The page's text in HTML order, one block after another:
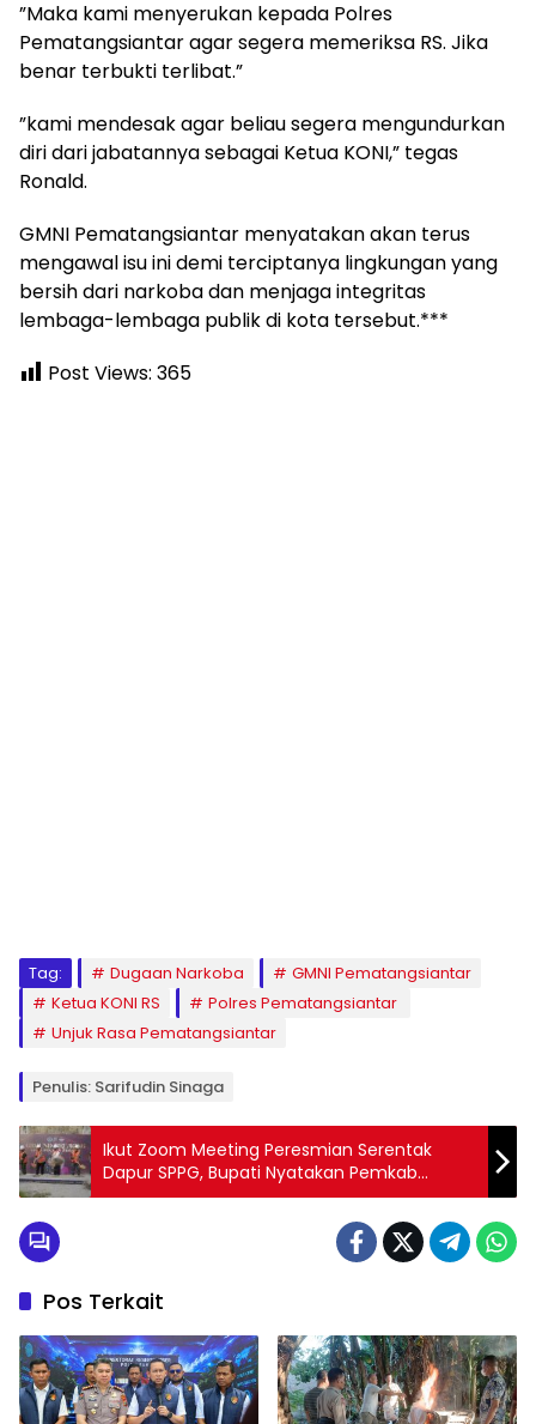
‎”Maka kami menyerukan kepada Polres
Pematangsiantar agar segera memeriksa RS. Jika
benar terbukti terlibat.”
‎”kami mendesak agar beliau segera mengundurkan
diri dari jabatannya sebagai Ketua KONI,” tegas
Ronald.
‎GMNI Pematangsiantar menyatakan akan terus
mengawal isu ini demi terciptanya lingkungan yang
bersih dari narkoba dan menjaga integritas
lembaga-lembaga publik di kota tersebut.***
Post Views: 365
Tag: Dugaan Narkoba
‎GMNI Pematangsiantar
Ketua KONI RS
Polres Pematangsiantar ‎
Unjuk Rasa Pematangsiantar
Penulis: Sarifudin Sinaga
Ikut Zoom Meeting Peresmian Serentak
Dapur SPPG, Bupati Nyatakan Pemkab
Asahan Siap Dukung MBG
Pos Terkait